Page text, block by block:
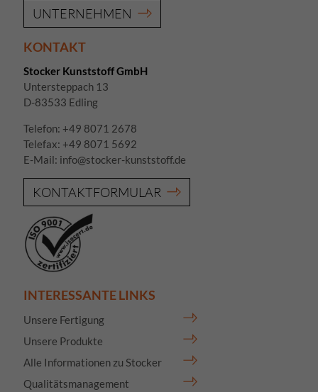
UNTERNEHMEN
KONTAKT
Stocker Kunststoff GmbH
Untersteppach 13
D-83533 Edling
Telefon: +49 8071 2678
Telefax: +49 8071 5692
E-Mail: info@stocker-kunststoff.de
KONTAKTFORMULAR
INTERESSANTE LINKS
Unsere Fertigung
Unsere Produkte
Alle Informationen zu Stocker
Qualitätsmanagement